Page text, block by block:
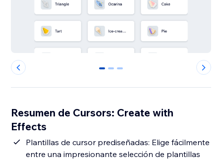
0 1 2
Resumen de Cursors: Create with
Effects
Plantillas de cursor prediseñadas: Elige fácilmente
entre una impresionante selección de plantillas